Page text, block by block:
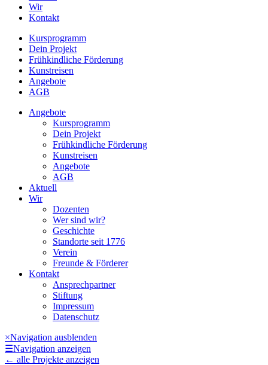
Wir
Kontakt
Kursprogramm
Dein Projekt
Frühkindliche Förderung
Kunstreisen
Angebote
AGB
Angebote
Kursprogramm
Dein Projekt
Frühkindliche Förderung
Kunstreisen
Angebote
AGB
Aktuell
Wir
Dozenten
Wer sind wir?
Geschichte
Standorte seit 1776
Verein
Freunde & Förderer
Kontakt
Ansprechpartner
Stiftung
Impressum
Datenschutz
×Navigation ausblenden
☰Navigation anzeigen
← alle Projekte anzeigen